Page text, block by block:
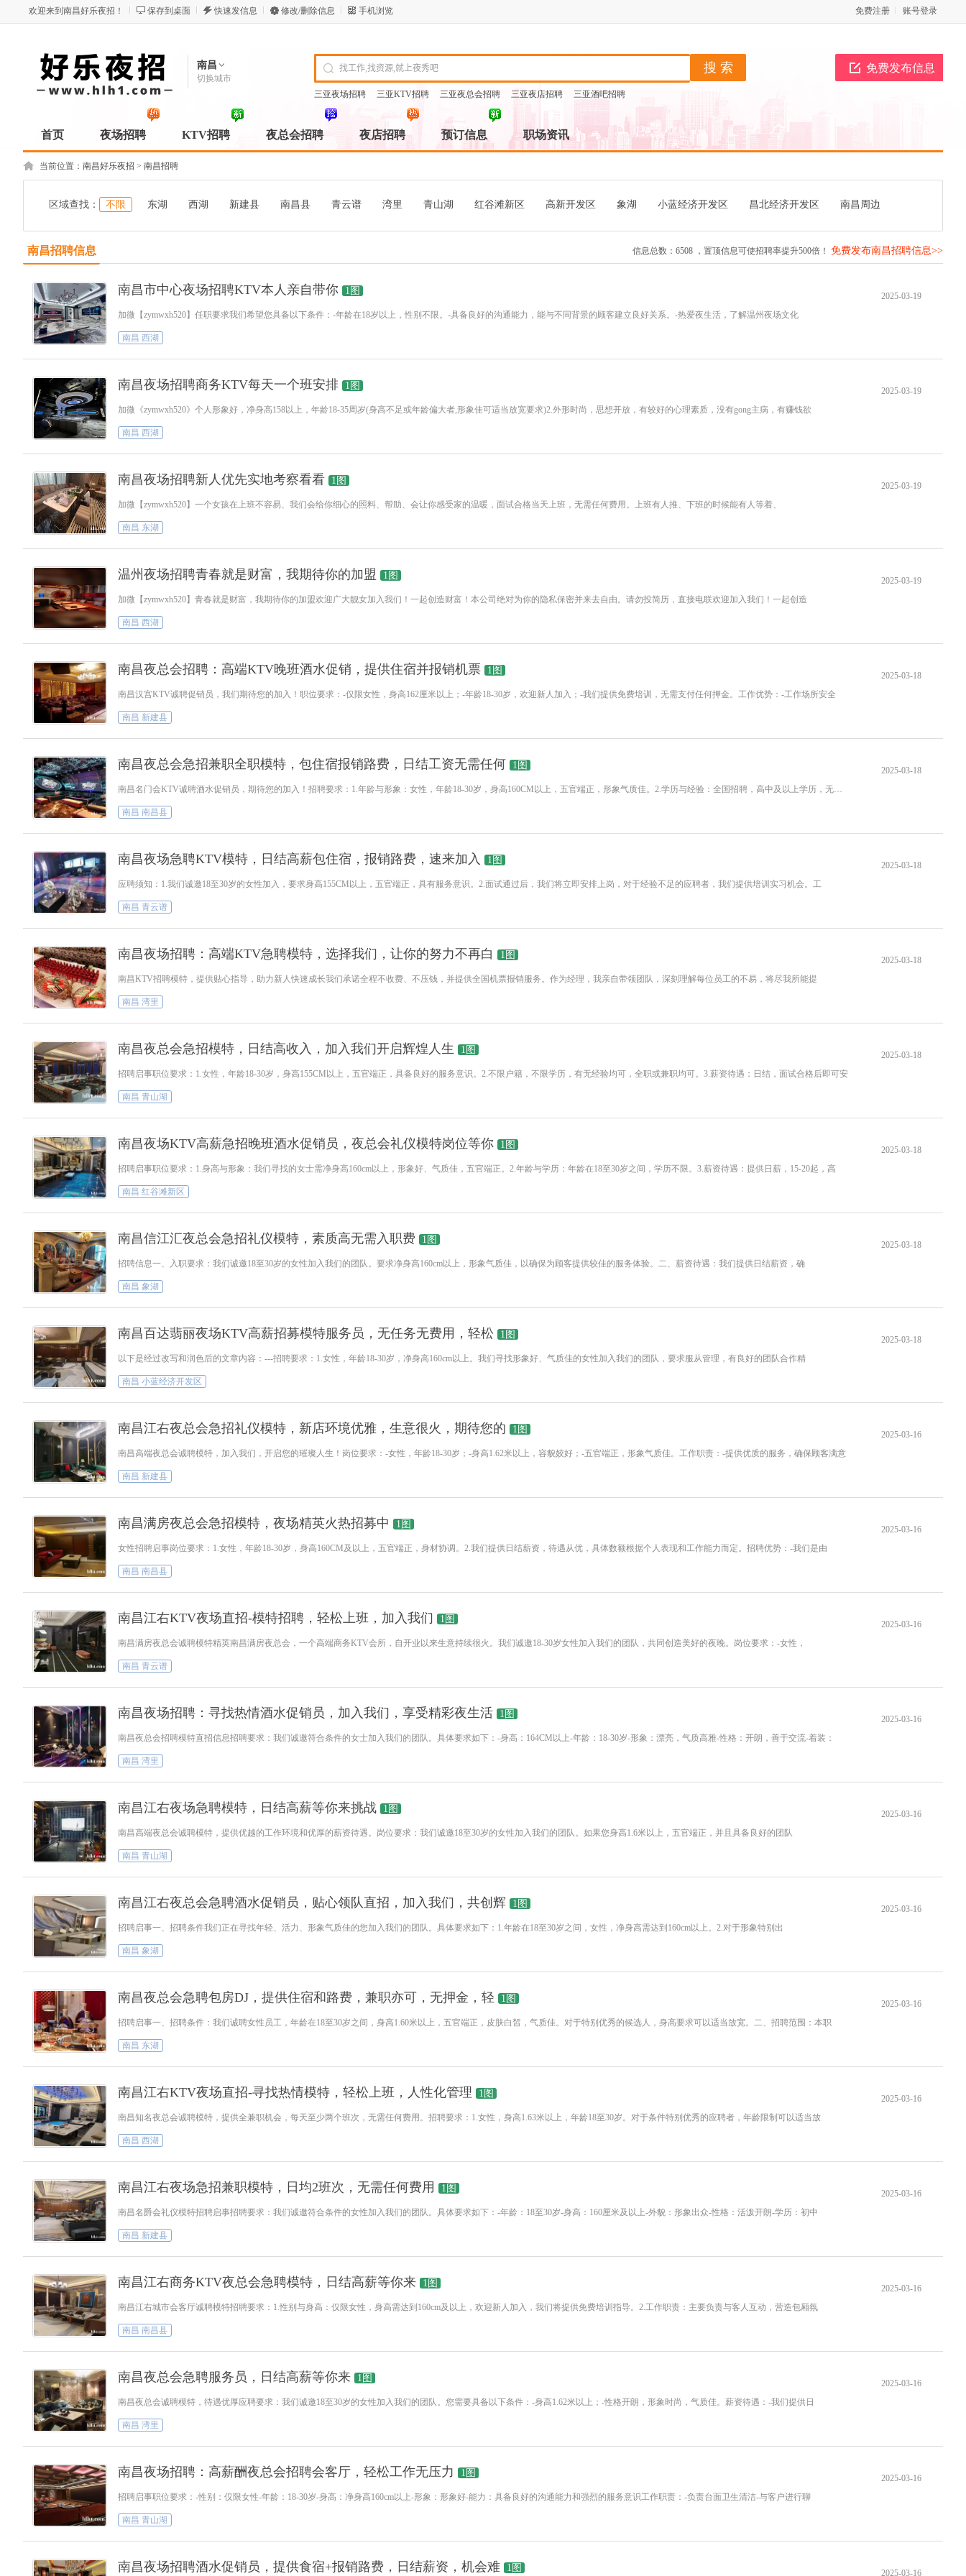
欢迎来到南昌好乐夜招！ 保存到桌面 快速发信息 修改/删除信息 手机浏览 账号登录
免费注册
南昌
切换城市
免费发布信息
三亚夜场招聘 三亚KTV招聘 三亚夜总会招聘 三亚夜店招聘 三亚酒吧招聘
首页 夜场招聘 KTV招聘 夜总会招聘 夜店招聘 预订信息 职场资讯
当前位置： 南昌好乐夜招 > 南昌招聘
区域查找： 不限 东湖 西湖 新建县 南昌县 青云谱 湾里 青山湖 红谷滩新区 高新开发区 象湖 小蓝经济开发区 昌北经济开发区 南昌周边
南昌招聘信息 信息总数： 6508 ，置顶信息可使招聘率提升500倍！ 免费发布南昌招聘信息>>
2025-03-19
南昌市中心夜场招聘KTV本人亲自带你 1图
加微【zymwxh520】任职要求我们希望您具备以下条件：-年龄在18岁以上，性别不限。-具备良好的沟通能力，能与不同背景的顾客建立良好关系。-热爱夜生活，了解温州夜场文化
南昌 西湖
2025-03-19
南昌夜场招聘商务KTV每天一个班安排 1图
加微《zymwxh520》个人形象好，净身高158以上，年龄18-35周岁(身高不足或年龄偏大者,形象佳可适当放宽要求)2.外形时尚，思想开放，有较好的心理素质，没有gong主病，有赚钱欲
南昌 西湖
2025-03-19
南昌夜场招聘新人优先实地考察看看 1图
加微【zymwxh520】一个女孩在上班不容易、我们会给你细心的照料、帮助、会让你感受家的温暖，面试合格当天上班，无需任何费用。上班有人推、下班的时候能有人等着、
南昌 东湖
2025-03-19
温州夜场招聘青春就是财富，我期待你的加盟 1图
加微【zymwxh520】青春就是财富，我期待你的加盟欢迎广大靓女加入我们！一起创造财富！本公司绝对为你的隐私保密并来去自由。请勿投简历，直接电联欢迎加入我们！一起创造
南昌 西湖
2025-03-18
南昌夜总会招聘：高端KTV晚班酒水促销，提供住宿并报销机票 1图
南昌汉宫KTV诚聘促销员，我们期待您的加入！职位要求：-仅限女性，身高162厘米以上；-年龄18-30岁，欢迎新人加入；-我们提供免费培训，无需支付任何押金。工作优势：-工作场所安全
南昌 新建县
2025-03-18
南昌夜总会急招兼职全职模特，包住宿报销路费，日结工资无需任何 1图
南昌名门会KTV诚聘酒水促销员，期待您的加入！招聘要求：1.年龄与形象：女性，年龄18-30岁，身高160CM以上，五官端正，形象气质佳。2.学历与经验：全国招聘，高中及以上学历，无工作经
南昌 南昌县
2025-03-18
南昌夜场急聘KTV模特，日结高薪包住宿，报销路费，速来加入 1图
应聘须知：1.我们诚邀18至30岁的女性加入，要求身高155CM以上，五官端正，具有服务意识。2.面试通过后，我们将立即安排上岗，对于经验不足的应聘者，我们提供培训实习机会。工
南昌 青云谱
2025-03-18
南昌夜场招聘：高端KTV急聘模特，选择我们，让你的努力不再白 1图
南昌KTV招聘模特，提供贴心指导，助力新人快速成长我们承诺全程不收费、不压钱，并提供全国机票报销服务。作为经理，我亲自带领团队，深刻理解每位员工的不易，将尽我所能提
南昌 湾里
2025-03-18
南昌夜总会急招模特，日结高收入，加入我们开启辉煌人生 1图
招聘启事职位要求：1.女性，年龄18-30岁，身高155CM以上，五官端正，具备良好的服务意识。2.不限户籍，不限学历，有无经验均可，全职或兼职均可。3.薪资待遇：日结，面试合格后即可安
南昌 青山湖
2025-03-18
南昌夜场KTV高薪急招晚班酒水促销员，夜总会礼仪模特岗位等你 1图
招聘启事职位要求：1.身高与形象：我们寻找的女士需净身高160cm以上，形象好、气质佳，五官端正。2.年龄与学历：年龄在18至30岁之间，学历不限。3.薪资待遇：提供日薪，15-20起，高
南昌 红谷滩新区
2025-03-18
南昌信江汇夜总会急招礼仪模特，素质高无需入职费 1图
招聘信息一、入职要求：我们诚邀18至30岁的女性加入我们的团队。要求净身高160cm以上，形象气质佳，以确保为顾客提供较佳的服务体验。二、薪资待遇：我们提供日结薪资，确
南昌 象湖
2025-03-18
南昌百达翡丽夜场KTV高薪招募模特服务员，无任务无费用，轻松 1图
以下是经过改写和润色后的文章内容：---招聘要求：1.女性，年龄18-30岁，净身高160cm以上。我们寻找形象好、气质佳的女性加入我们的团队，要求服从管理，有良好的团队合作精
南昌 小蓝经济开发区
2025-03-16
南昌江右夜总会急招礼仪模特，新店环境优雅，生意很火，期待您的 1图
南昌高端夜总会诚聘模特，加入我们，开启您的璀璨人生！岗位要求：-女性，年龄18-30岁；-身高1.62米以上，容貌姣好；-五官端正，形象气质佳。工作职责：-提供优质的服务，确保顾客满意
南昌 新建县
2025-03-16
南昌满房夜总会急招模特，夜场精英火热招募中 1图
女性招聘启事岗位要求：1.女性，年龄18-30岁，身高160CM及以上，五官端正，身材协调。2.我们提供日结薪资，待遇从优，具体数额根据个人表现和工作能力而定。招聘优势：-我们是由
南昌 南昌县
2025-03-16
南昌江右KTV夜场直招-模特招聘，轻松上班，加入我们 1图
南昌满房夜总会诚聘模特精英南昌满房夜总会，一个高端商务KTV会所，自开业以来生意持续很火。我们诚邀18-30岁女性加入我们的团队，共同创造美好的夜晚。岗位要求：-女性，
南昌 青云谱
2025-03-16
南昌夜场招聘：寻找热情酒水促销员，加入我们，享受精彩夜生活 1图
南昌夜总会招聘模特直招信息招聘要求：我们诚邀符合条件的女士加入我们的团队。具体要求如下：-身高：164CM以上-年龄：18-30岁-形象：漂亮，气质高雅-性格：开朗，善于交流-着装：
南昌 湾里
2025-03-16
南昌江右夜场急聘模特，日结高薪等你来挑战 1图
南昌高端夜总会诚聘模特，提供优越的工作环境和优厚的薪资待遇。岗位要求：我们诚邀18至30岁的女性加入我们的团队。如果您身高1.6米以上，五官端正，并且具备良好的团队
南昌 青山湖
2025-03-16
南昌江右夜总会急聘酒水促销员，贴心领队直招，加入我们，共创辉 1图
招聘启事一、招聘条件我们正在寻找年轻、活力、形象气质佳的您加入我们的团队。具体要求如下：1.年龄在18至30岁之间，女性，净身高需达到160cm以上。2.对于形象特别出
南昌 象湖
2025-03-16
南昌夜总会急聘包房DJ，提供住宿和路费，兼职亦可，无押金，轻 1图
招聘启事一、招聘条件：我们诚聘女性员工，年龄在18至30岁之间，身高1.60米以上，五官端正，皮肤白皙，气质佳。对于特别优秀的候选人，身高要求可以适当放宽。二、招聘范围：本职
南昌 东湖
2025-03-16
南昌江右KTV夜场直招-寻找热情模特，轻松上班，人性化管理 1图
南昌知名夜总会诚聘模特，提供全兼职机会，每天至少两个班次，无需任何费用。招聘要求：1.女性，身高1.63米以上，年龄18至30岁。对于条件特别优秀的应聘者，年龄限制可以适当放
南昌 西湖
2025-03-16
南昌江右夜场急招兼职模特，日均2班次，无需任何费用 1图
南昌名爵会礼仪模特招聘启事招聘要求：我们诚邀符合条件的女性加入我们的团队。具体要求如下：-年龄：18至30岁-身高：160厘米及以上-外貌：形象出众-性格：活泼开朗-学历：初中
南昌 新建县
2025-03-16
南昌江右商务KTV夜总会急聘模特，日结高薪等你来 1图
南昌江右城市会客厅诚聘模特招聘要求：1.性别与身高：仅限女性，身高需达到160cm及以上，欢迎新人加入，我们将提供免费培训指导。2.工作职责：主要负责与客人互动，营造包厢氛
南昌 南昌县
2025-03-16
南昌夜总会急聘服务员，日结高薪等你来 1图
南昌夜总会诚聘模特，待遇优厚应聘要求：我们诚邀18至30岁的女性加入我们的团队。您需要具备以下条件：-身高1.62米以上；-性格开朗，形象时尚，气质佳。薪资待遇：-我们提供日
南昌 湾里
2025-03-16
南昌夜场招聘：高薪酬夜总会招聘会客厅，轻松工作无压力 1图
招聘启事职位要求：-性别：仅限女性-年龄：18-30岁-身高：净身高160cm以上-形象：形象好-能力：具备良好的沟通能力和强烈的服务意识工作职责：-负责台面卫生清洁-与客户进行聊
南昌 青山湖
2025-03-16
南昌夜场招聘酒水促销员，提供食宿+报销路费，日结薪资，机会难 1图